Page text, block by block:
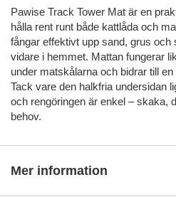
Pawise Track Tower Mat är en
hålla rent runt både kattlåda och
fångar effektivt upp sand, grus och
vidare i hemmet. Mattan fungerar
under matskålarna och bidrar till
Tack vare den halkfria undersidan
och rengöringen är enkel – skaka,
behov.
Mer information